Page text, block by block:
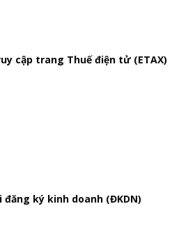
cập trang Thuế điện tử (ETAX)
ký kinh doanh (ĐKDN)